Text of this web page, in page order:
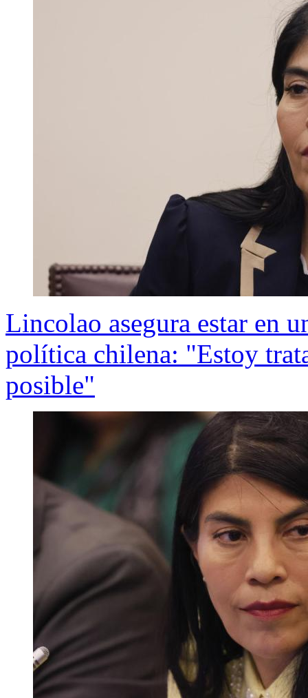
Lincolao asegura estar en
política chilena: "Estoy
posible"